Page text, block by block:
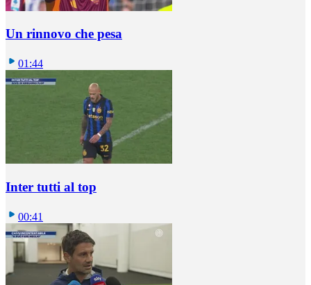
Un rinnovo che pesa
01:44
Inter tutti al top
00:41